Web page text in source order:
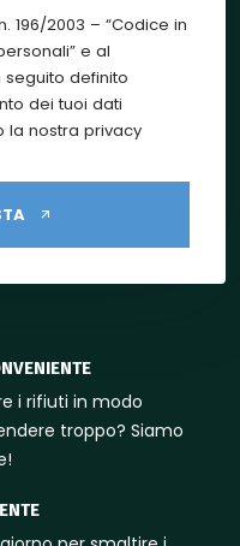
196/2003 – “Codice in
e al
seguito definito
dei tuoi dati
la nostra privacy
i rifiuti in modo
troppo? Siamo